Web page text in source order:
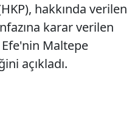
hakkında verilen
karar verilen
Maltepe
açıkladı.